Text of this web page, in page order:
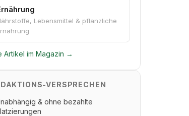
Lebensmittel & pflanzliche
Artikel im Magazin →
VERSPRECHEN
& ohne bezahlte